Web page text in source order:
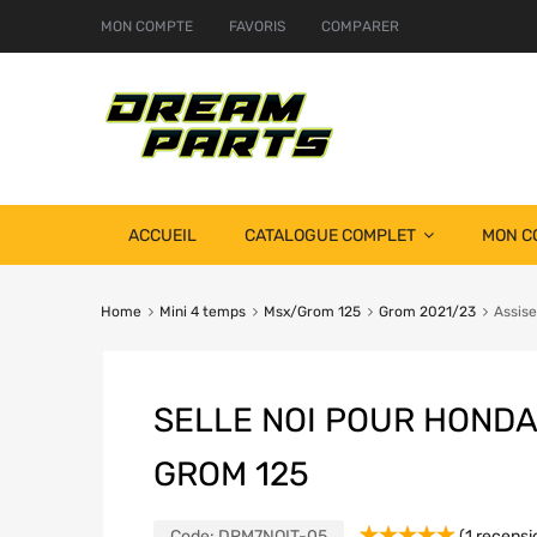
MON COMPTE FAVORIS COMPARER
ACCUEIL CATALOGUE COMPLET MON
Home Mini 4 temps Msx/Grom 125 Grom 2021/23
SELLE NOI POUR
GROM 125